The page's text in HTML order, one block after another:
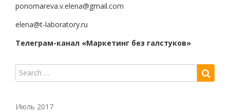
ponomareva.v.elena@gmail.com
elena@t-laboratory.ru
Телеграм-канал «Маркетинг без галстуков»
Июль 2017